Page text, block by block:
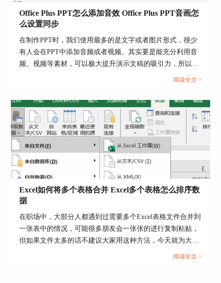
完成上述操作，就可以再次使用定位条件工具来寻
找空值单元格了。依次点击上方菜单栏中的“查找
和选择-定位条件”命令。
图5：定位条件工具
6.空值选项
在弹出设置窗口后，勾选“空值”选项，并点击底部
的确定键开始进行寻找。
Office Plus PPT怎么添加音效 Office Plus PPT音画怎
么设置同步
在制作PPT时，我们使用最多的是文字或者图片形式，很少
有人会在PPT中添加音频或者视频。其实要是能充分利用音
频、视频等素材，可以极大提升演示文稿的吸引力，所以接
下来这篇文章就向大家介绍Office Plus PPT怎么添加音效，
阅读全文 >
Excel如何将多个表格合并 Excel多个表格怎么排序数
据
在职场中，大部分人都遇到过需要多个Excel表格文件合并到
一张表中的情况，可能很多朋友会一张张的进行复制粘贴，
但如果文件太多的话不建议大家用这种方法，今天就为大家
分享一下Excel如何将多个表格合并，Excel多个表格怎么排
阅读全文 >